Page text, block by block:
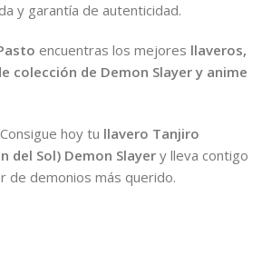
y garantía de autenticidad.
encuentras los mejores llaveros,
colección de Demon Slayer y anime
hoy tu llavero Tanjiro
del Sol) Demon Slayer y lleva contigo
de demonios más querido.